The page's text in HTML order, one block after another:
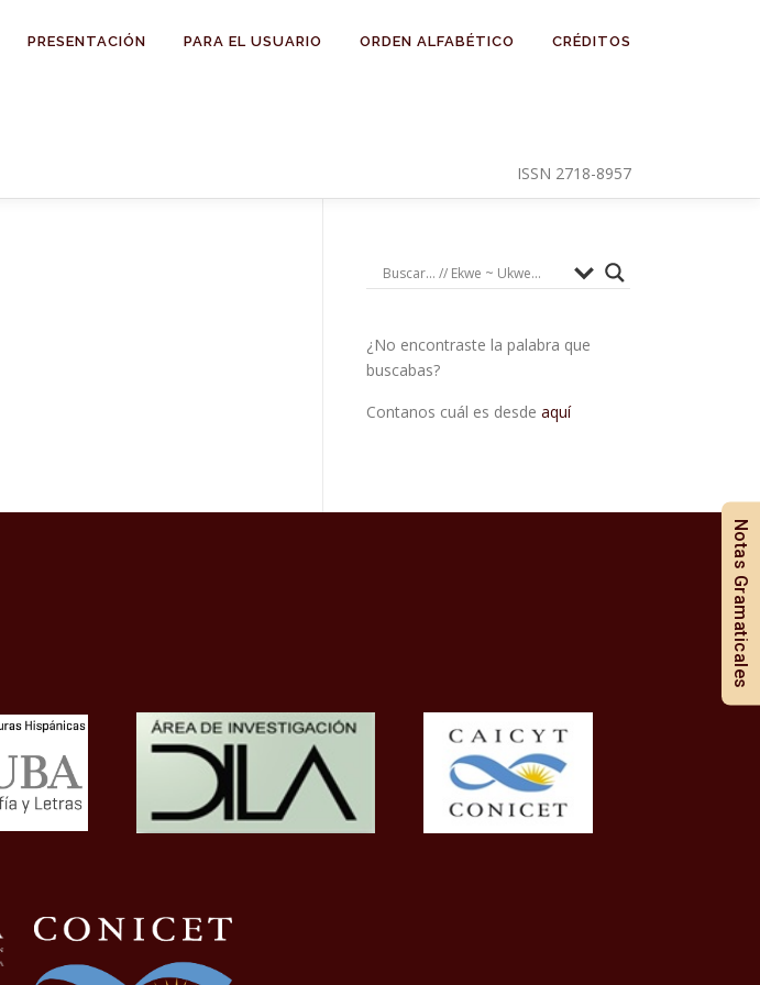
PRESENTACIÓN PARA EL USUARIO ORDEN ALFABÉTICO CRÉDITOS
ISSN 2718-8957
¿No encontraste la palabra que
buscabas?
Contanos cuál es desde aquí
Notas Gramaticales